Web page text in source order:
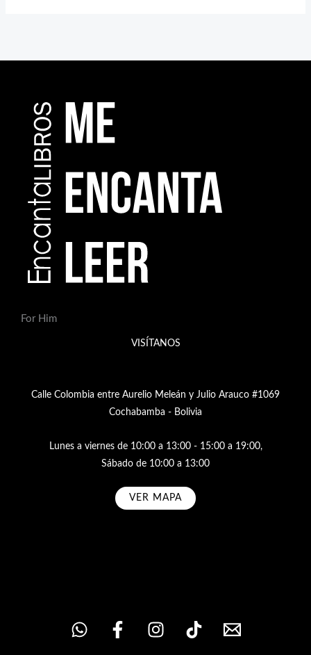
For Him
VISÍTANOS
Calle Colombia entre Aurelio Meleán y Julio Arauco #1069
Cochabamba - Bolivia
Lunes a viernes de 10:00 a 13:00 - 15:00 a 19:00,
Sábado de 10:00 a 13:00
VER MAPA